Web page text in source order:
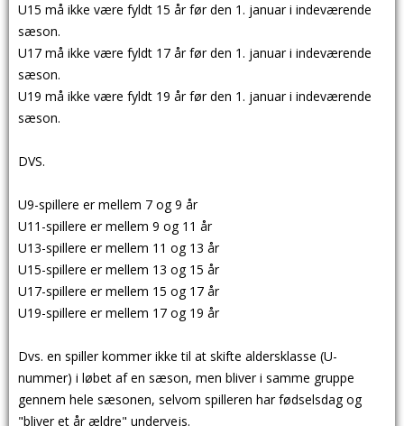
U15 må ikke være fyldt 15 år før den 1. januar i indeværende
sæson.
U17 må ikke være fyldt 17 år før den 1. januar i indeværende
sæson.
U19 må ikke være fyldt 19 år før den 1. januar i indeværende
sæson.
DVS.
U9-spillere er mellem 7 og 9 år
U11-spillere er mellem 9 og 11 år
U13-spillere er mellem 11 og 13 år
U15-spillere er mellem 13 og 15 år
U17-spillere er mellem 15 og 17 år
U19-spillere er mellem 17 og 19 år
Dvs. en spiller kommer ikke til at skifte aldersklasse (U-
nummer) i løbet af en sæson, men bliver i samme gruppe
gennem hele sæsonen, selvom spilleren har fødselsdag og
"bliver et år ældre" undervejs.